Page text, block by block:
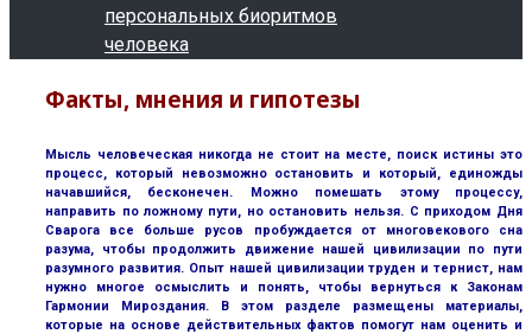
персональных биоритмов
человека
Факты, мнения и гипотезы
Мысль человеческая никогда не стоит на месте, поиск истины это
процесс, который невозможно остановить и который, единожды
начавшийся, бесконечен. Можно помешать этому процессу,
направить по ложному пути, но остановить нельзя. С приходом Дня
Сварога все больше русов пробуждается от многовекового сна
разума, чтобы продолжить движение нашей цивилизации по пути
разумного развития. Опыт нашей цивилизации труден и тернист, нам
нужно многое осмыслить и понять, чтобы вернуться к Законам
Гармонии Мироздания. В этом разделе размещены материалы,
которые на основе действительных фактов помогут нам оценить и